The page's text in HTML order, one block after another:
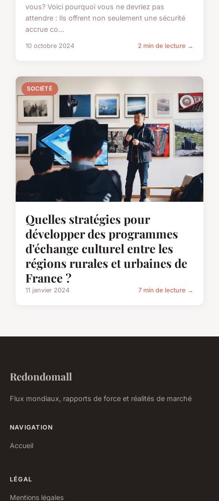
vous? Voici pourquoi vous ne devriez pas
attendre : Ils offrent non seulement une sécurité
accrue co...
10 octobre 2024 2 min de lecture →
SOCIÉTÉ
Quelles stratégies pour
développer des programmes
d'échange culturel entre les
régions rurales et urbaines de
France ?
11 janvier 2024 7 min de lecture →
Redondomall
Flux mondiaux, rapports de force et réalités de marché
NAVIGATION
Accueil
LÉGAL
Mentions légales